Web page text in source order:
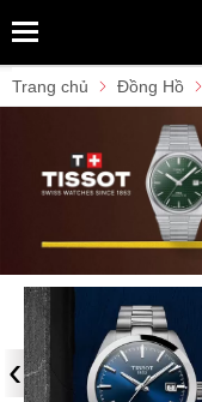
Trang chủ Đồng Hồ
‹